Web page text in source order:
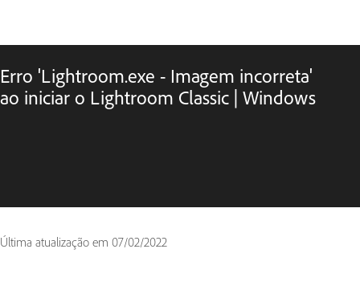
Erro 'Lightroom.exe - Imagem incorreta'
ao iniciar o Lightroom Classic | Windows
Última atualização em 07/02/2022